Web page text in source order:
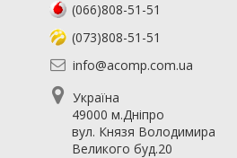
(066)808-51-51
(073)808-51-51
info@acomp.com.ua
Україна
49000 м.Дніпро
вул. Князя Володимира
Великого буд.20